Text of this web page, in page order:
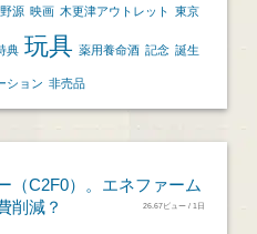
源 映画 木更津アウトレット 東京
典 玩具 薬用養命酒 記念 誕生
ション 非売品
（C2F0）。エネファーム
削減？
26.67ビュー / 1日